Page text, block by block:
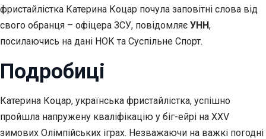
фристайлістка Катерина Коцар почула заповітні слова від
свого обранця – офіцера ЗСУ, повідомляє УНН,
посилаючись на дані НОК та Суспільне Спорт.
Подробиці
Катерина Коцар, українська фристайлістка, успішно
пройшла напружену кваліфікацію у біг-ейрі на XXV
зимових Олімпійських іграх. Незважаючи на важкі погодні